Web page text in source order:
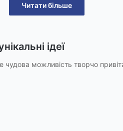
Читати більше
ідеї
чудова можливість творчо